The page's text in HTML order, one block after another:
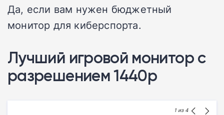
Да, если вам нужен бюджетный
монитор для киберспорта.
Лучший игровой монитор с
разрешением 1440p
1 из 4